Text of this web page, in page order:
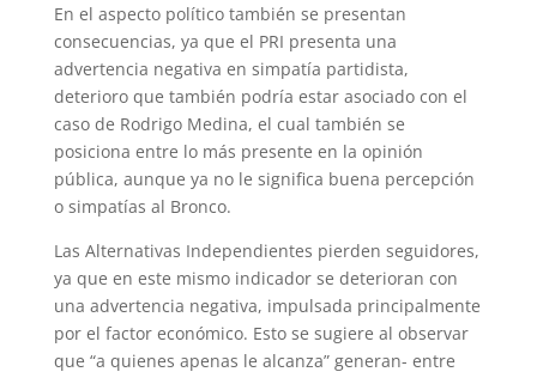
En el aspecto político también se presentan
consecuencias, ya que el PRI presenta una
advertencia negativa en simpatía partidista,
deterioro que también podría estar asociado con el
caso de Rodrigo Medina, el cual también se
posiciona entre lo más presente en la opinión
pública, aunque ya no le significa buena percepción
o simpatías al Bronco.
Las Alternativas Independientes pierden seguidores,
ya que en este mismo indicador se deterioran con
una advertencia negativa, impulsada principalmente
por el factor económico. Esto se sugiere al observar
que “a quienes apenas le alcanza” generan- entre